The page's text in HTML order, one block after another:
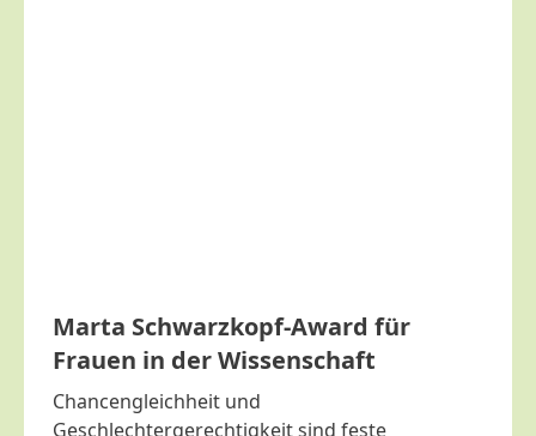
Marta Schwarzkopf-Award für
Frauen in der Wissenschaft
Chancengleichheit und
Geschlechtergerechtigkeit sind feste